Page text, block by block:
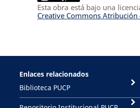
Esta obra está bajo una
Creative Commons Atribución
Enlaces relacionados
Biblioteca PUCP